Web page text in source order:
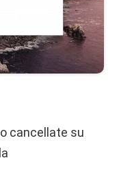
cancellate su